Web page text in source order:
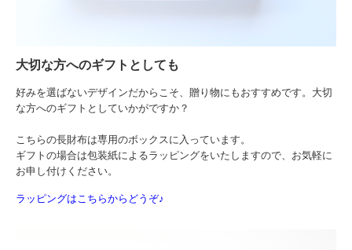
大切な方へのギフトとしても
好みを選ばないデザインだからこそ、贈り物にもおすすめです。大切
な方へのギフトとしていかがですか？
こちらの長財布は専用のボックスに入っています。
ギフトの場合は包装紙によるラッピングをいたしますので、お気軽に
お申し付けください。
ラッピングはこちらからどうぞ♪